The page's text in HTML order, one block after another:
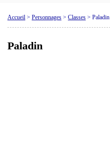
Accueil > Personnages > Classes > Paladin
Paladin